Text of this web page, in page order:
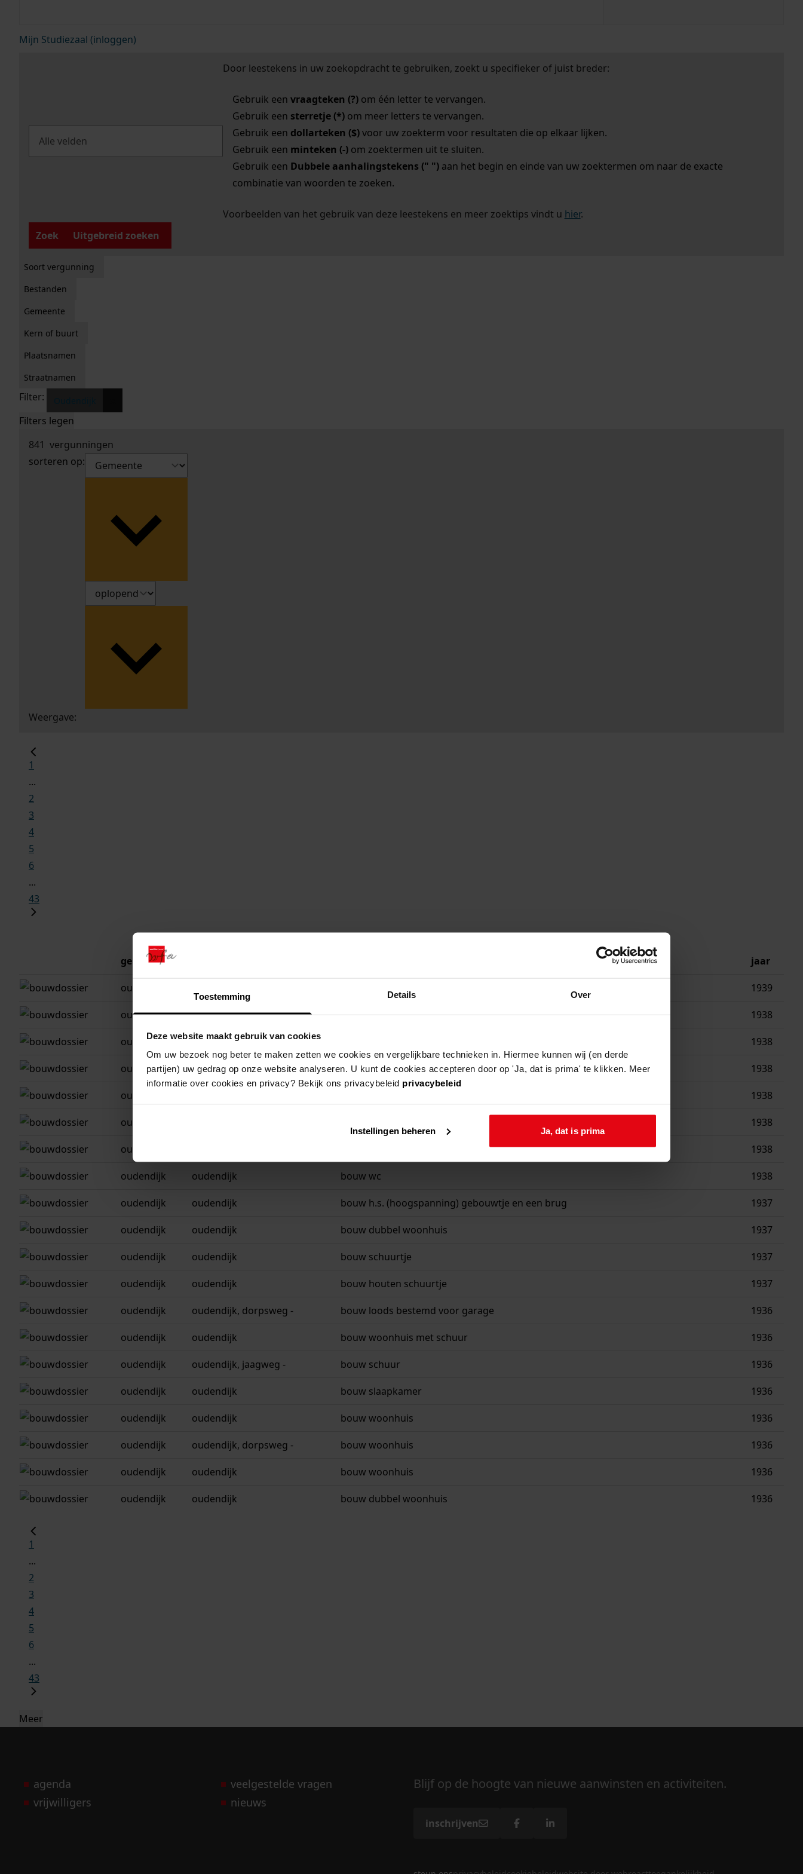
Toestemming Details Over
Deze website maakt gebruik van cookies
Om uw bezoek nog beter te maken zetten we cookies en vergelijkbare technieken in. Hiermee kunnen wij (en derde
partijen) uw gedrag op onze website analyseren. U kunt de cookies accepteren door op 'Ja, dat is prima' te klikken. Meer
informatie over cookies en privacy? Bekijk ons privacybeleid privacybeleid
Instellingen beheren Ja, dat is prima
Mijn Studiezaal (inloggen)
Door leestekens in uw zoekopdracht te gebruiken, zoekt u specifieker of juist breder:
Gebruik een vraagteken (?)om één letter te vervangen.
Gebruik een sterretje (*)om meer letters te vervangen.
Gebruik een dollarteken ($)voor uw zoekterm voor resultaten die op elkaar lijken.
Gebruik een minteken (-)om zoektermen uit te sluiten.
Gebruik een Dubbele aanhalingstekens (" ")aan het begin en einde van uw zoektermen om naar de exacte
combinatie van woorden te zoeken.
Voorbeelden van het gebruik van deze leestekens en meer zoektips vindt u hier.
Zoek
Uitgebreid zoeken
Soort vergunning
Bestanden
Gemeente
Kern of buurt
Plaatsnamen
Straatnamen
Filter:
Filters legen
841 vergunningen
sorteren op:
Weergave:
1
...
2
3
4
5
6
...
43
gemeente jaar
oudendijk 1939
oudendijk oudendijk, straatweg - 1938
oudendijk oudendijk 1938
oudendijk oudendijk uitbreiding van een warenhuis 1938
oudendijk 1938
oudendijk 1938
oudendijk 1938
oudendijk oudendijk bouw wc 1938
oudendijk oudendijk bouw h.s. (hoogspanning) gebouwtje en een brug 1937
oudendijk oudendijk bouw dubbel woonhuis 1937
oudendijk oudendijk bouw schuurtje 1937
oudendijk oudendijk bouw houten schuurtje 1937
oudendijk oudendijk, dorpsweg - bouw loods bestemd voor garage 1936
oudendijk oudendijk bouw woonhuis met schuur 1936
oudendijk oudendijk, jaagweg - bouw schuur 1936
oudendijk oudendijk bouw slaapkamer 1936
oudendijk oudendijk bouw woonhuis 1936
oudendijk oudendijk, dorpsweg - bouw woonhuis 1936
oudendijk oudendijk bouw woonhuis 1936
oudendijk oudendijk bouw dubbel woonhuis 1936
1
...
2
3
4
5
6
...
43
Meer
agenda
vrijwilligers
veelgestelde vragen
nieuws
Blijf op de hoogte van nieuwe aanwinsten en activiteiten.
inschrijven